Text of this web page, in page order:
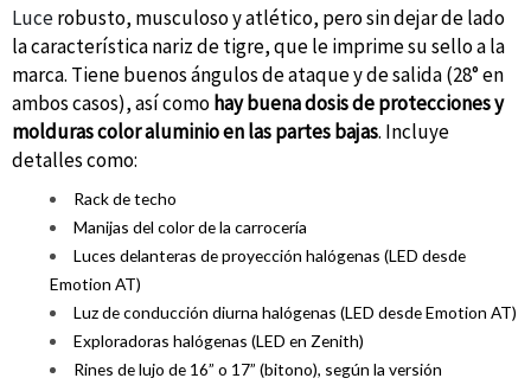
Lucerobusto, musculoso y atlético, pero sin dejar de lado
la característica nariz de tigre, que le imprime su sello a la
marca. Tiene buenos ángulos de ataque y de salida (28° en
ambos casos), así comohay buena dosis de protecciones y
molduras color aluminio en las partes bajas. Incluye
detalles como:
Rack de techo
Manijas del color de la carrocería
Luces delanteras de proyección halógenas (LED desde
Emotion AT)
Luz de conducción diurna halógenas (LED desde Emotion AT)
Exploradoras halógenas (LED en Zenith)
Rines de lujo de 16” o 17” (bitono), según la versión